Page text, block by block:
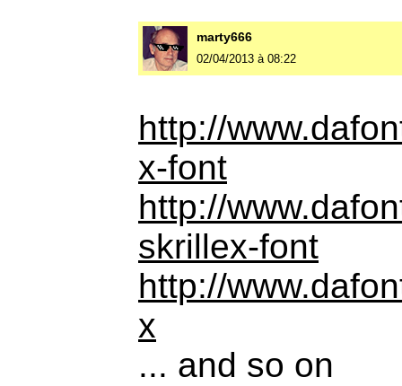
marty666
02/04/2013 à 08:22
http://
x-font
http://
skrillex-font
http://
x
... and so on